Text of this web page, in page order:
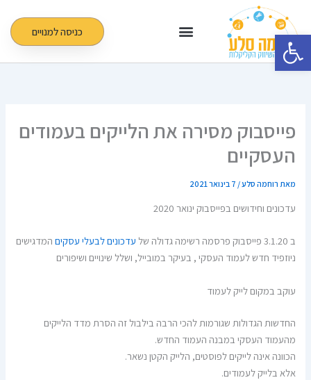
פתח סרגל נגישות
לתוכן
כניסה למנויים
פייסבוק מסירה את הלייקים בעמודים
העסקיים
מאת רוחמה סלע/ 7 בינואר 2021
עדכונים וחידושים בפייסבוק ינואר 2020
ב 3.1.20 פייסבוק פרסמה רשימה גדולה של עדכונים לבעלי עסקים המדגישים
ניוזפיד חדש לעמוד העסקי , בעיקר במובייל, ושלל שינויים ושיפורים
עוקב במקום לייק לעמוד
החדשות הגדולות שגורמות להכי הרבה בילבול זה הסרת מדד הלייקים
מהעמוד העסקי במבנה העמוד החדש.
הכוונה אינה לייקים לפוסטים, הלייק הקטן נשאר.
אלא בלייק לעמודים.